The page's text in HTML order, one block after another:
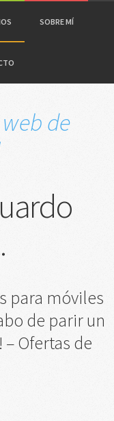
SOBRE MÍ
de
para móviles
de parir un
Ofertas de